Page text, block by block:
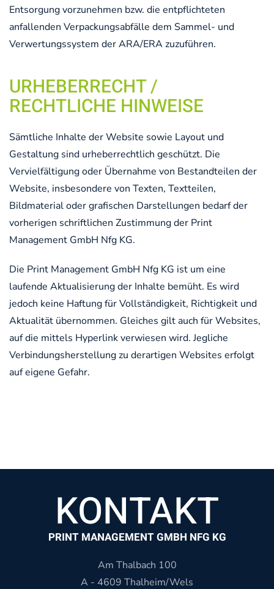
Entsorgung vorzunehmen bzw. die entpflichteten
anfallenden Verpackungsabfälle dem Sammel- und
Verwertungssystem der ARA/ERA zuzuführen.
URHEBERRECHT /
RECHTLICHE HINWEISE
Sämtliche Inhalte der Website sowie Layout und
Gestaltung sind urheberrechtlich geschützt. Die
Vervielfältigung oder Übernahme von Bestandteilen der
Website, insbesondere von Texten, Textteilen,
Bildmaterial oder grafischen Darstellungen bedarf der
vorherigen schriftlichen Zustimmung der Print
Management GmbH Nfg KG.
Die Print Management GmbH Nfg KG ist um eine
laufende Aktualisierung der Inhalte bemüht. Es wird
jedoch keine Haftung für Vollständigkeit, Richtigkeit und
Aktualität übernommen. Gleiches gilt auch für Websites,
auf die mittels Hyperlink verwiesen wird. Jegliche
Verbindungsherstellung zu derartigen Websites erfolgt
auf eigene Gefahr.
KONTAKT
PRINT MANAGEMENT GMBH NFG KG
Am Thalbach 100
A - 4609 Thalheim/Wels